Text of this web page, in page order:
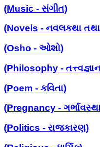
(Music - સંગીત)
(Novels - નવલકથા
(Osho - ઓશો)
(Philosophy -
(Poem - કવિતા)
(Pregnancy -
(Politics - રાજકારણ)